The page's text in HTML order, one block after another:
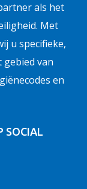
als het
Met
u specifieke,
van
en
SOCIAL